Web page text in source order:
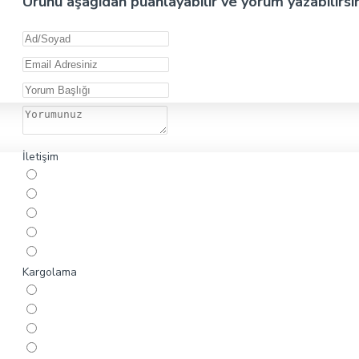
İletişim
Kargolama